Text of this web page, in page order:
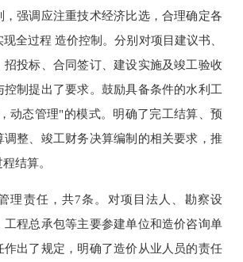
，强调应注重技术经济比选，合理确定各
全过程 造价控制。分别对项目建议书、
招投标、合同签订、建设实施及竣工验收
控制提出了要求。鼓励具备条件的水利工
动态管理"的模式。明确了完工结算、预
调整、竣工财务决算编制的相关要求，推
结算。
责任，共7条。对项目法人、勘察设
工程总承包等主要参建单位和造价咨询单
作出了规定，明确了造价从业人员的责任